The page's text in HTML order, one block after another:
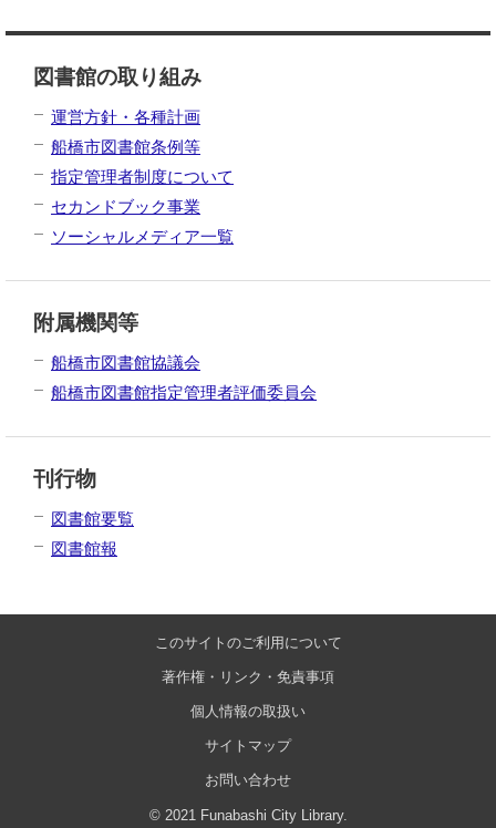
図書館の取り組み
運営方針・各種計画
船橋市図書館条例等
指定管理者制度について
セカンドブック事業
ソーシャルメディア一覧
附属機関等
船橋市図書館協議会
船橋市図書館指定管理者評価委員会
刊行物
図書館要覧
図書館報
このサイトのご利用について
著作権・リンク・免責事項
個人情報の取扱い
サイトマップ
お問い合わせ
© 2021 Funabashi City Library.